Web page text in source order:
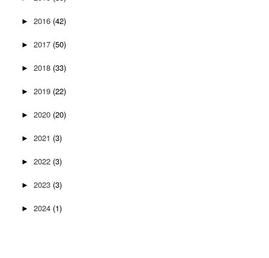
► 2016 (42)
► 2017 (50)
► 2018 (33)
► 2019 (22)
► 2020 (20)
► 2021 (3)
► 2022 (3)
► 2023 (3)
► 2024 (1)